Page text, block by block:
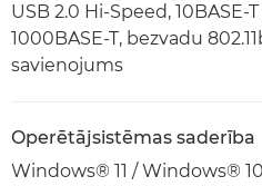
USB 2.0 Hi-Speed, 10BASE-
1000BASE-T, bezvadu
savienojums
Operētājsistēmas saderība
Windows® 11 / Windows®